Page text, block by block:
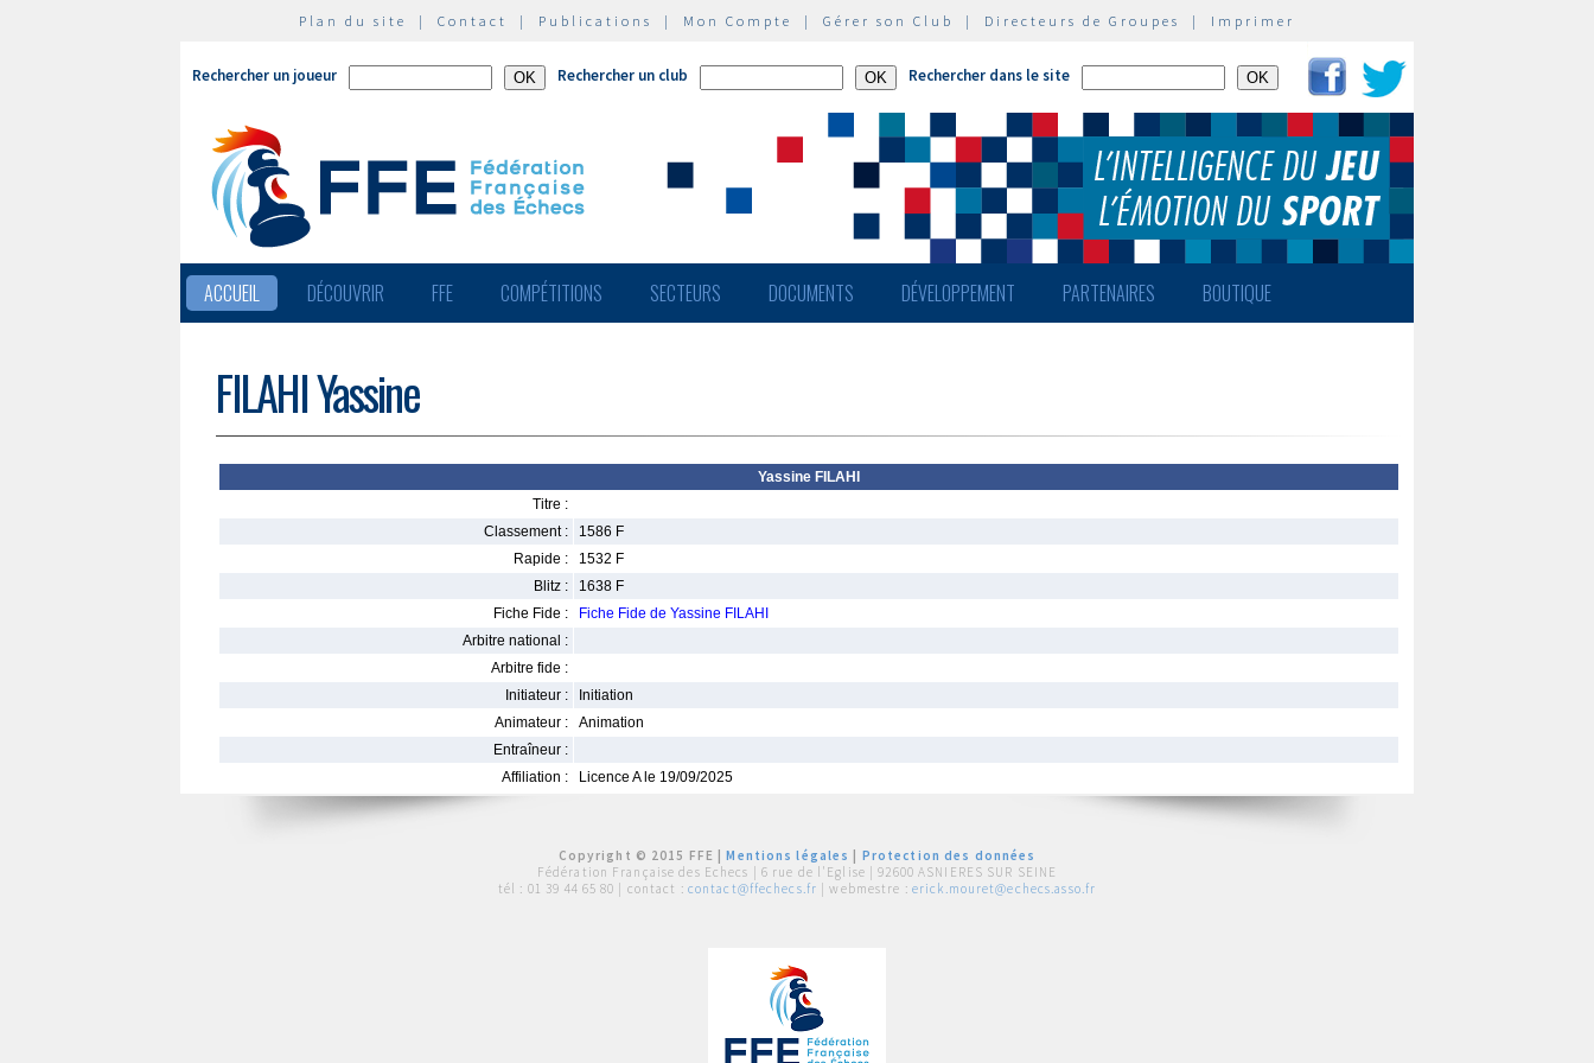
Plan du site | Contact | Publications | Mon Compte | Gérer son Club | Directeurs de Groupes | Imprimer
Rechercher un joueur Rechercher un club Rechercher dans le site
ACCUEIL DÉCOUVRIR FFE COMPÉTITIONS SECTEURS DOCUMENTS DÉVELOPPEMENT PARTENAIRES BOUTIQUE
FILAHI Yassine
Yassine FILAHI
Titre :
Classement :
1586 F
Rapide :
1532 F
Blitz :
1638 F
Fiche Fide :
Fiche Fide de Yassine FILAHI
Arbitre national :
Arbitre fide :
Initiateur :
Initiation
Animateur :
Animation
Entraîneur :
Affiliation :
Licence A le 19/09/2025
Copyright © 2015 FFE |Mentions légales
Protection des données
Fédération Française des Echecs | 6 rue de l'Eglise | 92600 ASNIERES SUR SEINE
tél : 01 39 44 65 80 | contact : contact@ffechecs.fr | webmestre : erick.mouret@echecs.asso.fr